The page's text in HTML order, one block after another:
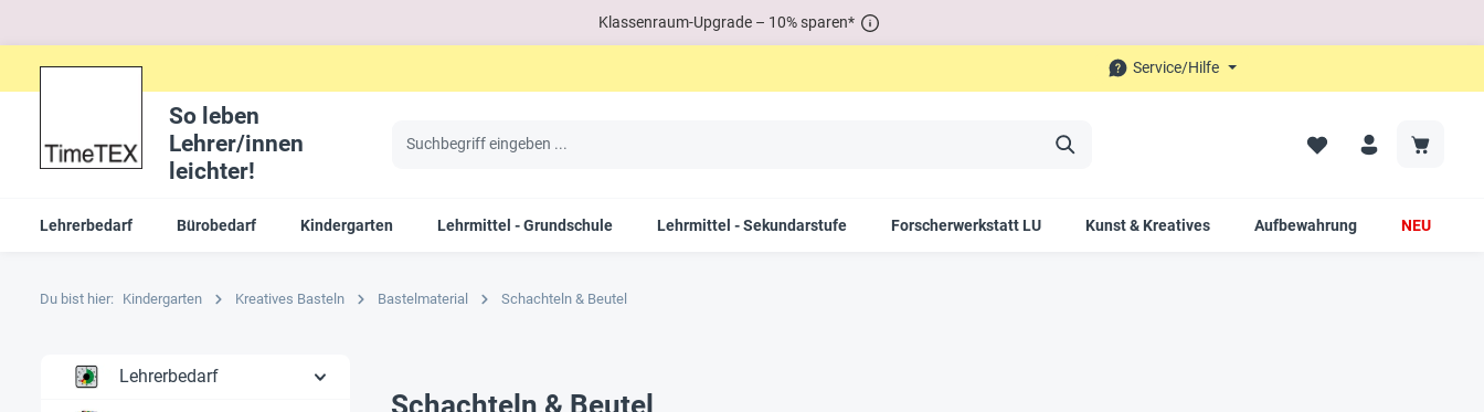
Klassenraum-Upgrade – 10% sparen*
Service/Hilfe
So leben
Lehrer/innen
leichter!
Lehrerbedarf Bürobedarf Kindergarten Lehrmittel - Grundschule Lehrmittel - Sekundarstufe Forscherwerkstatt LU Kunst & Kreatives Aufbewahrung NEU
Du bist hier: Kindergarten Kreatives Basteln Bastelmaterial Schachteln & Beutel
Lehrerbedarf
Schachteln & Beutel